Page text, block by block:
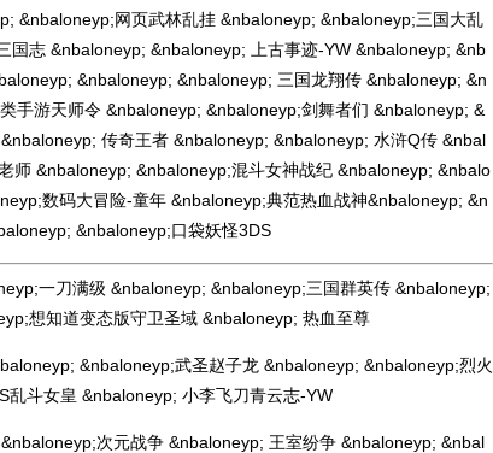
&nbaloneyp;网页武林乱挂 &nbaloneyp; &nbaloneyp;三国大乱
国志 &nbaloneyp; &nbaloneyp; 上古事迹-YW &nbaloneyp; &nb
&nbaloneyp; &nbaloneyp; 三国龙翔传 &nbaloneyp; &n
手游天师令 &nbaloneyp; &nbaloneyp;剑舞者们 &nbaloneyp; &
传奇王者 &nbaloneyp; &nbaloneyp; 水浒Q传 &nbal
师 &nbaloneyp; &nbaloneyp;混斗女神战纪 &nbaloneyp; &nbalo
数码大冒险-童年 &nbaloneyp;典范热血战神&nbaloneyp; &n
&nbaloneyp;口袋妖怪3DS
一刀满级 &nbaloneyp; &nbaloneyp;三国群英传 &nbaloneyp;
想知道变态版守卫圣域 &nbaloneyp; 热血至尊
&nbaloneyp;武圣赵子龙 &nbaloneyp; &nbaloneyp;烈火
斗女皇 &nbaloneyp; 小李飞刀青云志-YW
次元战争 &nbaloneyp; 王室纷争 &nbaloneyp; &nbal